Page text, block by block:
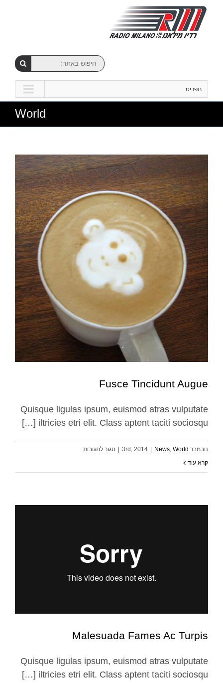
תפריט
World
Fusce Tincidunt Augue
Fusce Tincidunt Augue
Quisque ligulas ipsum, euismod atras vulputate
iltricies etri elit. Class aptent taciti sociosqu […]
נובמבר 3rd, 2014 | News World
| סגור לתגובותעל
קרא עוד
Malesuada Fames Ac Turpis
Quisque ligulas ipsum, euismod atras vulputate
iltricies etri elit. Class aptent taciti sociosqu […]